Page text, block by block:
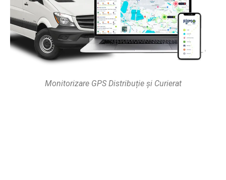
Monitorizare GPS Distribuție și Curierat